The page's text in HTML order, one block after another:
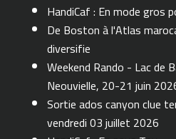
HandiCaf : En mode gros
De Boston à l'Atlas
diversifie
Weekend Rando - Lac de
Neouvielle, 20-21 juin
Sortie ados canyon clue
vendredi 03 juillet 2026